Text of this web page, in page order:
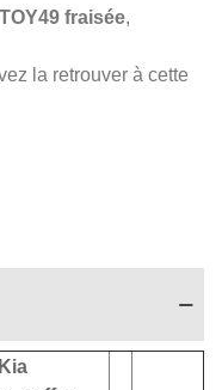
fraisée,
la retrouver à cette